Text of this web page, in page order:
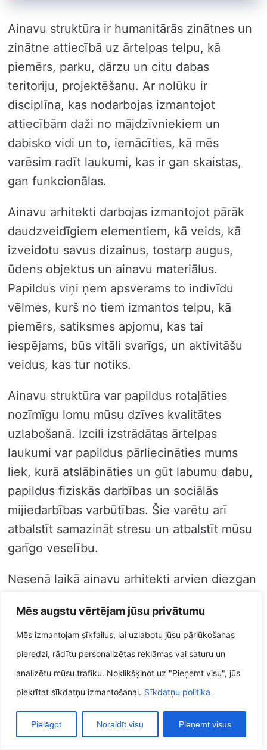
Mēs augstu vērtējam jūsu privātumu
Mēs izmantojam sīkfailus, lai uzlabotu jūsu pārlūkošanas
pieredzi, rādītu personalizētas reklāmas vai saturu un
analizētu mūsu trafiku. Noklikšķinot uz "Pieņemt visu", jūs
piekrītat sīkdatņu izmantošanai. Sīkdatņu politika
Pielāgot Noraidīt visu Pieņemt visus
Ainavu struktūra ir humanitārās zinātnes un
zinātne attiecībā uz ārtelpas telpu, kā
piemērs, parku, dārzu un citu dabas
teritoriju, projektēšanu. Ar nolūku ir
disciplīna, kas nodarbojas izmantojot
attiecībām daži no mājdzīvniekiem un
dabisko vidi un to, iemācīties, kā mēs
varēsim radīt laukumi, kas ir gan skaistas,
gan funkcionālas.
Ainavu arhitekti darbojas izmantojot pārāk
daudzveidīgiem elementiem, kā veids, kā
izveidotu savus dizainus, tostarp augus,
ūdens objektus un ainavu materiālus.
Papildus viņi ņem apsverams to indivīdu
vēlmes, kurš no tiem izmantos telpu, kā
piemērs, satiksmes apjomu, kas tai
iespējams, būs vitāli svarīgs, un aktivitāšu
veidus, kas tur notiks.
Ainavu struktūra var papildus rotaļāties
nozīmīgu lomu mūsu dzīves kvalitātes
uzlabošanā. Izcili izstrādātas ārtelpas
laukumi var papildus pārliecināties mums
liek, kurā atslābināties un gūt labumu dabu,
papildus fiziskās darbības un sociālās
mijiedarbības varbūtības. Šie varētu arī
atbalstīt samazināt stresu un atbalstīt mūsu
garīgo veselību.
Nesenā laikā ainavu arhitekti arvien diezgan
aizsardzību dabisko vidi. Ka viņiem bija
darbojas, kā veids, kā radītu ilgtspējīgus
dizainus, kas samazinās cilvēka kustības
ietekmi pie vidi. Ka viņiem bija savos
dizainos izmanto papildus vietējos augus un
citus ilgtspējīgus materiālus.